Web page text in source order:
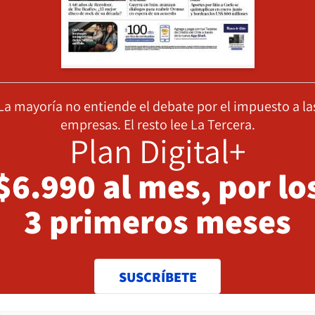
mayoría no entiende el debate por el impuesto a
empresas. El resto lee La Tercera.
Plan Digital+
al mes, por
3 primeros meses
SUSCRÍBETE